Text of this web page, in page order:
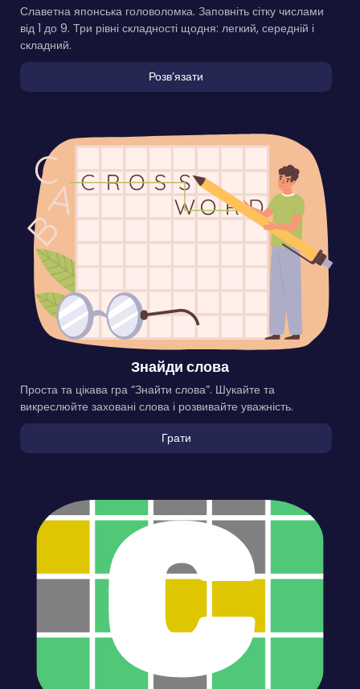
Славетна японська головоломка. Заповніть сітку числами
від 1 до 9. Три рівні складності щодня: легкий, середній і
складний.
Розвʼязати
Знайди слова
Проста та цікава гра “Знайти слова”. Шукайте та
викреслюйте заховані слова і розвивайте уважність.
Грати